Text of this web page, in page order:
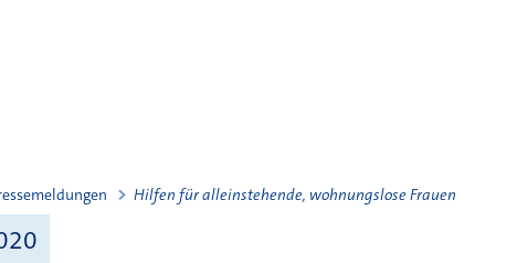
Hilfen für alleinstehende, wohnungslose Frauen